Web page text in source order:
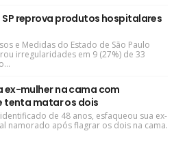
reprova produtos hospitalares
e Medidas do Estado de São Paulo
irregularidades em 9 (27%) de 33
ex-mulher na cama com
tenta matar os dois
de 48 anos, esfaqueou sua ex-
namorado após flagrar os dois na cama.